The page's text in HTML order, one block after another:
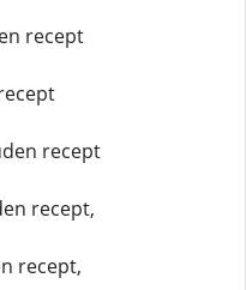
recept
recept
recept,
recept,